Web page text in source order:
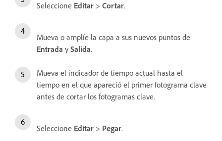
Seleccione Editar > Cortar.
Mueva o amplíe la capa a sus nuevos puntos de
Entrada y Salida.
Mueva el indicador de tiempo actual hasta el
tiempo en el que apareció el primer fotograma clave
antes de cortar los fotogramas clave.
Seleccione Editar > Pegar.